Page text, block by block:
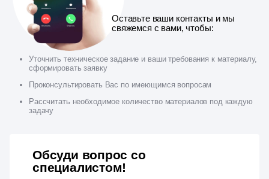
Оставьте ваши контакты и мы
свяжемся с вами, чтобы:
Уточнить техническое задание и ваши требования к материалу,
сформировать заявку
Проконсультировать Вас по имеющимся вопросам
Рассчитать необходимое количество материалов под каждую
задачу
Обсуди вопрос со
специалистом!